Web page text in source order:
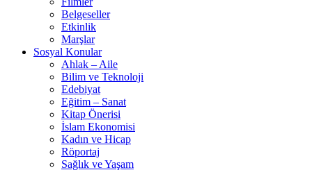
Belgeseller
Etkinlik
Marşlar
Sosyal Konular
Ahlak – Aile
Bilim ve Teknoloji
Edebiyat
Eğitim – Sanat
Kitap Önerisi
İslam Ekonomisi
Kadın ve Hicap
Röportaj
Sağlık ve Yaşam